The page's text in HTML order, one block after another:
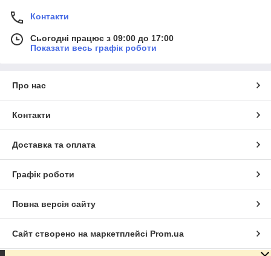
Контакти
Сьогодні працює з 09:00 до 17:00
Показати весь графік роботи
Про нас
Контакти
Доставка та оплата
Графік роботи
Повна версія сайту
Сайт створено на маркетплейсі Prom.ua